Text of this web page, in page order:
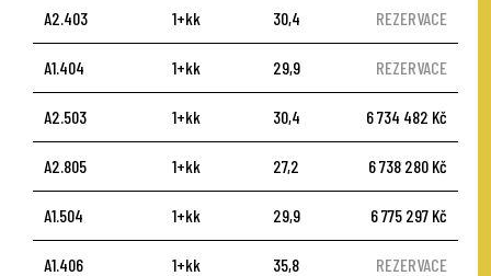
A2.403 1+kk 30,4 REZERVACE
A1.404 1+kk 29,9 REZERVACE
A2.503 1+kk 30,4 6 734 482 Kč
A2.805 1+kk 27,2 6 738 280 Kč
A1.504 1+kk 29,9 6 775 297 Kč
A1.406 1+kk 35,8 REZERVACE